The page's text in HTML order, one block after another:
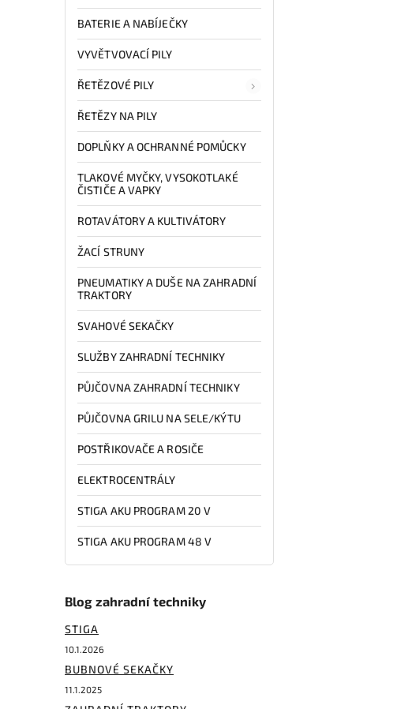
BATERIE A NABÍJEČKY
VYVĚTVOVACÍ PILY
ŘETĚZOVÉ PILY
ŘETĚZY NA PILY
DOPLŇKY A OCHRANNÉ POMŮCKY
TLAKOVÉ MYČKY, VYSOKOTLAKÉ
ČISTIČE A VAPKY
ROTAVÁTORY A KULTIVÁTORY
ŽACÍ STRUNY
PNEUMATIKY A DUŠE NA ZAHRADNÍ
TRAKTORY
SVAHOVÉ SEKAČKY
SLUŽBY ZAHRADNÍ TECHNIKY
PŮJČOVNA ZAHRADNÍ TECHNIKY
PŮJČOVNA GRILU NA SELE/KÝTU
POSTŘIKOVAČE A ROSIČE
ELEKTROCENTRÁLY
STIGA AKU PROGRAM 20 V
STIGA AKU PROGRAM 48 V
Blog zahradní techniky
STIGA
10.1.2026
BUBNOVÉ SEKAČKY
11.1.2025